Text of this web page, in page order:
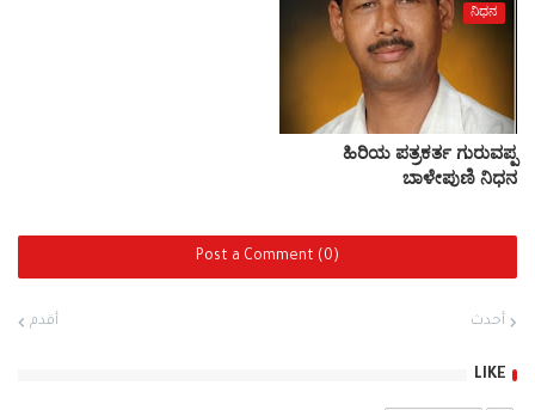
ನಿಧನ
ಹಿರಿಯ ಪತ್ರಕರ್ತ ಗುರುವಪ್ಪ
ಬಾಳೇಪುಣಿ ನಿಧನ
Post a Comment (0)
أحدث أقدم
LIKE